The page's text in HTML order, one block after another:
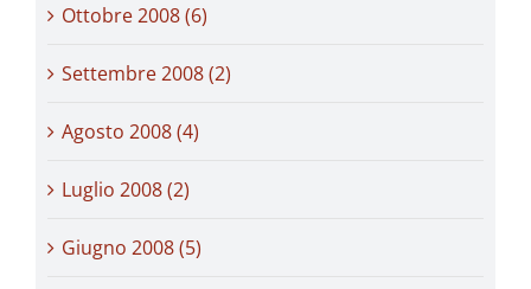
Ottobre 2008 (6)
Settembre 2008 (2)
Agosto 2008 (4)
Luglio 2008 (2)
Giugno 2008 (5)